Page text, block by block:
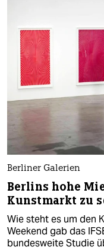
Berliner Galerien
Berlins hohe
Kunstmarkt zu
Wie steht es um den
Weekend gab das
bundesweite Studie